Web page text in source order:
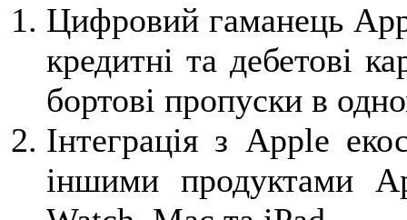
Цифровий гаманець
кредитні та дебетові
бортові пропуски в
Інтеграція з Apple
іншими продуктами